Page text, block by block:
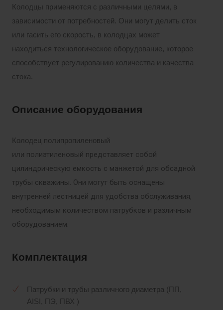
Колодцы применяются с различными целями, в
зависимости от потребностей. Они могут делить сток
или гасить его скорость, в колодцах может
находиться технологическое оборудование, которое
способствует регулированию количества и качества
стока.
Описание оборудования
Колодец полипропиленовый
или полиэтиленовый представляет собой
цилиндрическую емкость с манжетой для обсадной
трубы скважины. Они могут быть оснащены
внутренней лестницей для удобства обслуживания,
необходимым количеством патрубков и различным
оборудованием.
Комплектация
Патрубки и трубы различного диаметра (ПП,
AISI, ПЭ, ПВХ )